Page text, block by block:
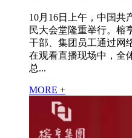
10月16日上午，中国共
民大会堂隆重举行。榕
干部、集团员工通过网
在观看直播现场中，全
总...
MORE +